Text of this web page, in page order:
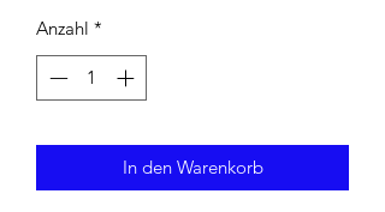
Anzahl *
In den Warenkorb